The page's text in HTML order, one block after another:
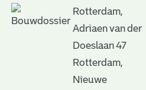
Rotterdam,
Adriaen van der
Doeslaan 47
Rotterdam,
Nieuwe